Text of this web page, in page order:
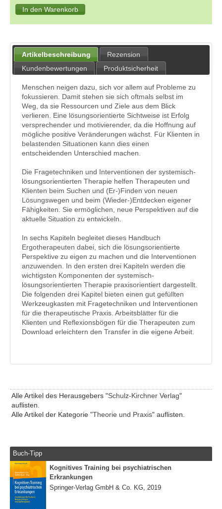
Artikelbeschreibung
Rezension
Kundenbewertungen
Produktsicherheit
Menschen neigen dazu, sich vor allem auf Probleme zu
fokussieren. Damit stehen sie sich oftmals selbst im
Weg, da sie Ressourcen und Ziele aus dem Blick
verlieren. Eine lösungsorientierte Sichtweise ist Erfolg
versprechender und motivierender, da die Hoffnung auf
mögliche positive Veränderungen wächst. Für Klienten in
belastenden Situationen kann dies einen
entscheidenden Unterschied machen.
Die Fragetechniken und Interventionen der systemisch-
lösungsorientierten Therapie helfen Therapeuten und
Klienten beim Suchen und (Er-)Finden von neuen
Lösungswegen und beim (Wieder-)Entdecken eigener
Fähigkeiten. Sie ermöglichen, neue Perspektiven auf die
aktuelle Situation zu entwickeln.
In sechs Kapiteln begleitet dieses Handbuch
Ergotherapeuten dabei, sich die lösungsorientierte
Perspektive zu eigen zu machen und die Interventionen
anzuwenden. In den ersten drei Kapiteln werden die
wichtigsten Komponenten der systemisch-
lösungsorientierten Therapie praxisorientiert dargestellt.
Die folgenden drei Kapitel bieten einen gut gefüllten
Werkzeugkasten mit Fragetechniken und Interventionen
für die therapeutische Praxis. Arbeitsblätter für die
Klienten und Reflexionsbögen für die Therapeuten zum
Download erleichtern den Transfer in die eigene Arbeit.
Alle Artikel des Herausgebers "Schulz-Kirchner Verlag"
auflisten.
Alle Artikel der Kategorie "Theorie und Praxis" auflisten.
Buch-Tipp
Kognitives Training bei psychiatrischen
Erkrankungen
Springer-Verlag GmbH & Co. KG, 2019